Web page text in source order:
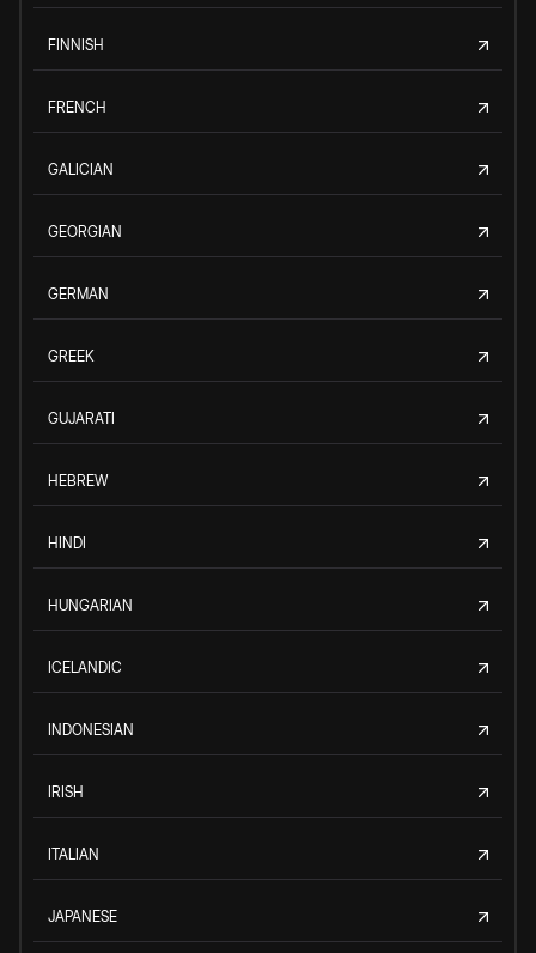
FINNISH
FRENCH
GALICIAN
GEORGIAN
GERMAN
GREEK
GUJARATI
HEBREW
HINDI
HUNGARIAN
ICELANDIC
INDONESIAN
IRISH
ITALIAN
JAPANESE